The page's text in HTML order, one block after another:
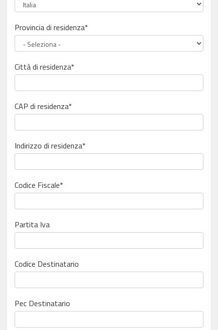
Provincia di residenza*
Città di residenza*
CAP di residenza*
Indirizzo di residenza*
Codice Fiscale*
Partita Iva
Codice Destinatario
Pec Destinatario